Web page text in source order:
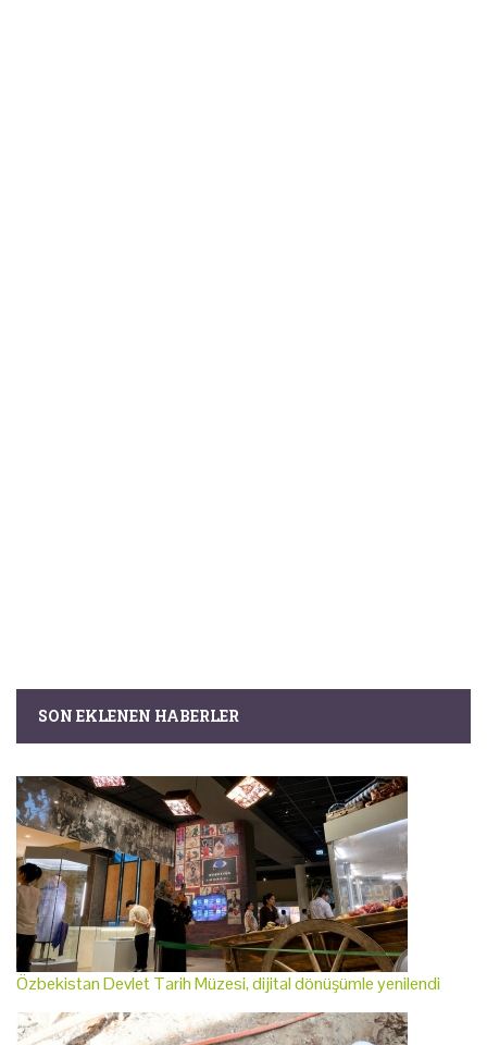
SON EKLENEN HABERLER
Özbekistan Devlet Tarih Müzesi, dijital dönüşümle yenilendi